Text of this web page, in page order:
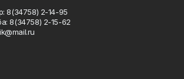
8(34758) 2-14-95
8(34758) 2-15-62